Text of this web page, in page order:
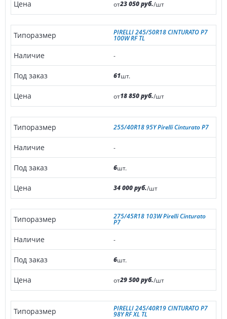
от23 050 руб./шт
PIRELLI 245/50R18 CINTURATO P7
100W RF TL
-
61шт.
от18 850 руб./шт
255/40R18 95Y Pirelli Cinturato P7
-
6шт.
34 000 руб./шт
275/45R18 103W Pirelli Cinturato
P7
-
6шт.
от29 500 руб./шт
PIRELLI 245/40R19 CINTURATO P7
98Y RF XL TL